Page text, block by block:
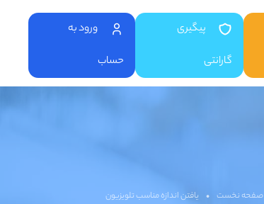
پیگیری
گارانتی
ورود به
حساب
صفحه نخست • یافتن اندازه مناسب تلویزیون